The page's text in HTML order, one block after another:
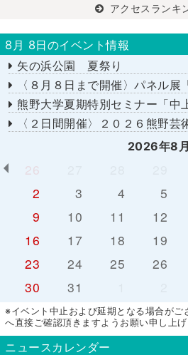
アクセスランキ
8月 8日のイベント情報
矢の浜公園 夏祭り
〈８月８日まで開催〉パネル展
熊野大学夏期特別セミナー「中上健次 生誕
〈２日間開催〉２０２６熊野芸
2026年8月
26
2
3 4 5
9
10 11 12
16
17 18 19
23
24 25 26
30
31
※イベント中止および延期となる場合がご
へ直接ご確認頂きますようお願い申し上げ
ニュースカレンダー